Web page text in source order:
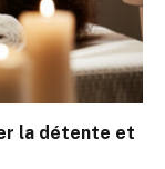
la détente et